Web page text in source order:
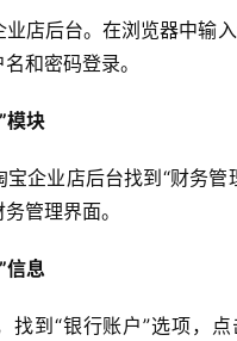
店后台。在浏览器中输
和密码登录。
模块
企业店后台找到“财务管
管理界面。
信息
找到“银行账户”选项，